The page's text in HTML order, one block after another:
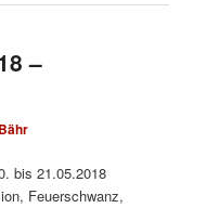
–
bis 21.05.2018
Feuerschwanz,